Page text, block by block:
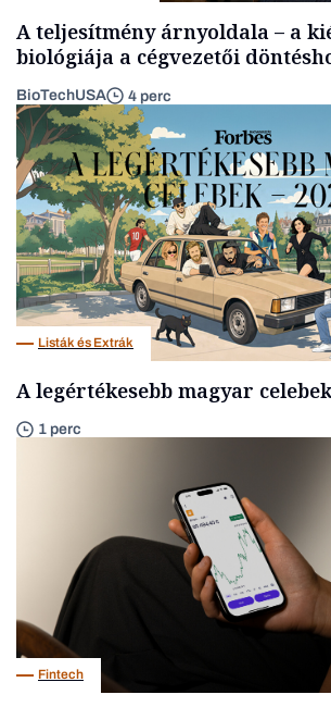
A teljesítmény árnyoldala – a
biológiája a cégvezetői
BioTechUSA 4 perc
Listák és Extrák
A legértékesebb magyar
1 perc
Fintech